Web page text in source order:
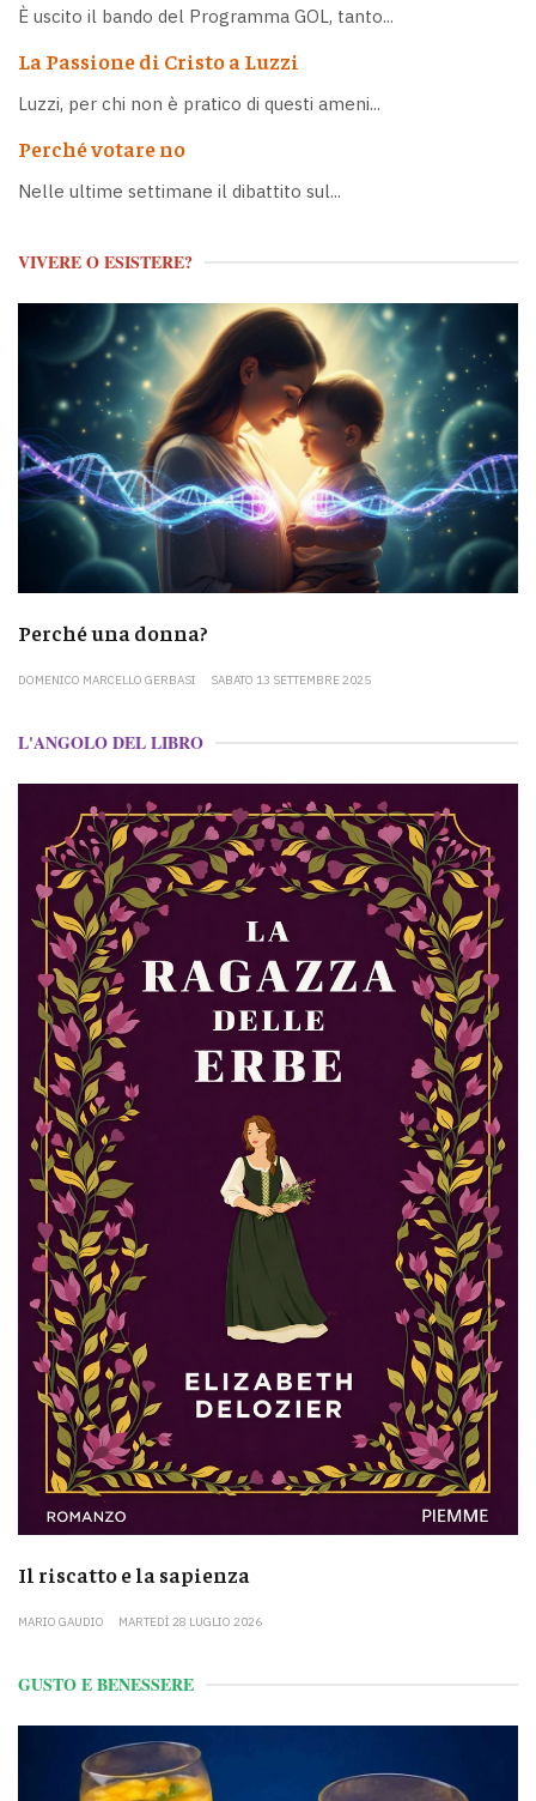
È uscito il bando del Programma GOL, tanto...
La Passione di Cristo a Luzzi
Luzzi, per chi non è pratico di questi ameni...
Perché votare no
Nelle ultime settimane il dibattito sul...
VIVERE O ESISTERE?
Perché una donna?
DOMENICO MARCELLO GERBASI SABATO 13 SETTEMBRE 2025
L'ANGOLO DEL LIBRO
Il riscatto e la sapienza
MARIO GAUDIO MARTEDÌ 28 LUGLIO 2026
GUSTO E BENESSERE